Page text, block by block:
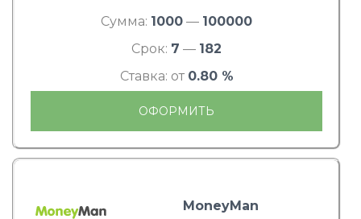
Сумма: 1000 — 100000
Срок: 7 — 182
Ставка: от 0.80 %
ОФОРМИТЬ
MoneyMan